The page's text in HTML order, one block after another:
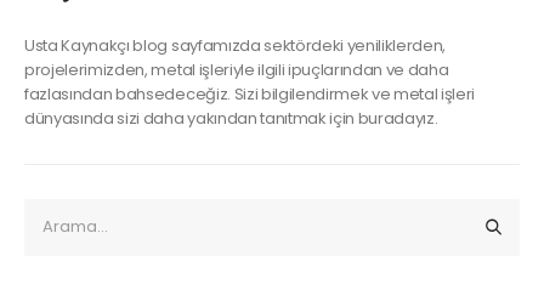
Usta Kaynakçı blog sayfamızda sektördeki yeniliklerden,
projelerimizden, metal işleriyle ilgili ipuçlarından ve daha
fazlasından bahsedeceğiz. Sizi bilgilendirmek ve metal işleri
dünyasında sizi daha yakından tanıtmak için buradayız.